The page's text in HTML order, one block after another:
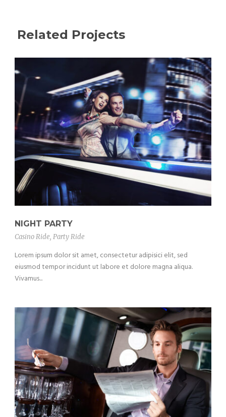
Related Projects
NIGHT PARTY
Casino Ride, Party Ride
Lorem ipsum dolor sit amet, consectetur adipisici elit, sed
eiusmod tempor incidunt ut labore et dolore magna aliqua.
Vivamus...